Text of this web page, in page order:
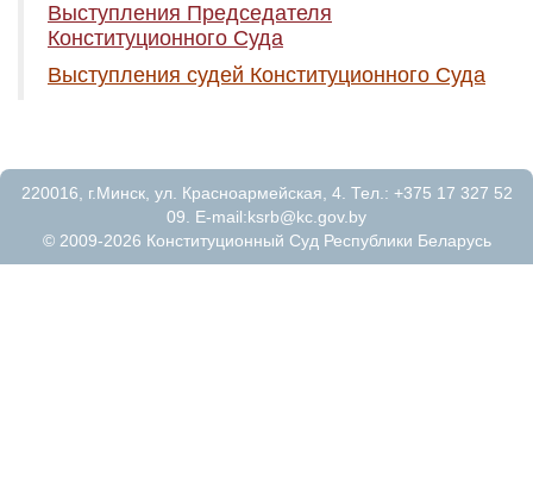
Выступления Председателя
Конституционного Суда
Выступления судей Конституционного Суда
220016, г.Минск, ул. Красноармейская, 4. Тел.: +375 17 327 52
09. E-mail:ksrb@kc.gov.by
© 2009-2026 Конституционный Суд Республики Беларусь